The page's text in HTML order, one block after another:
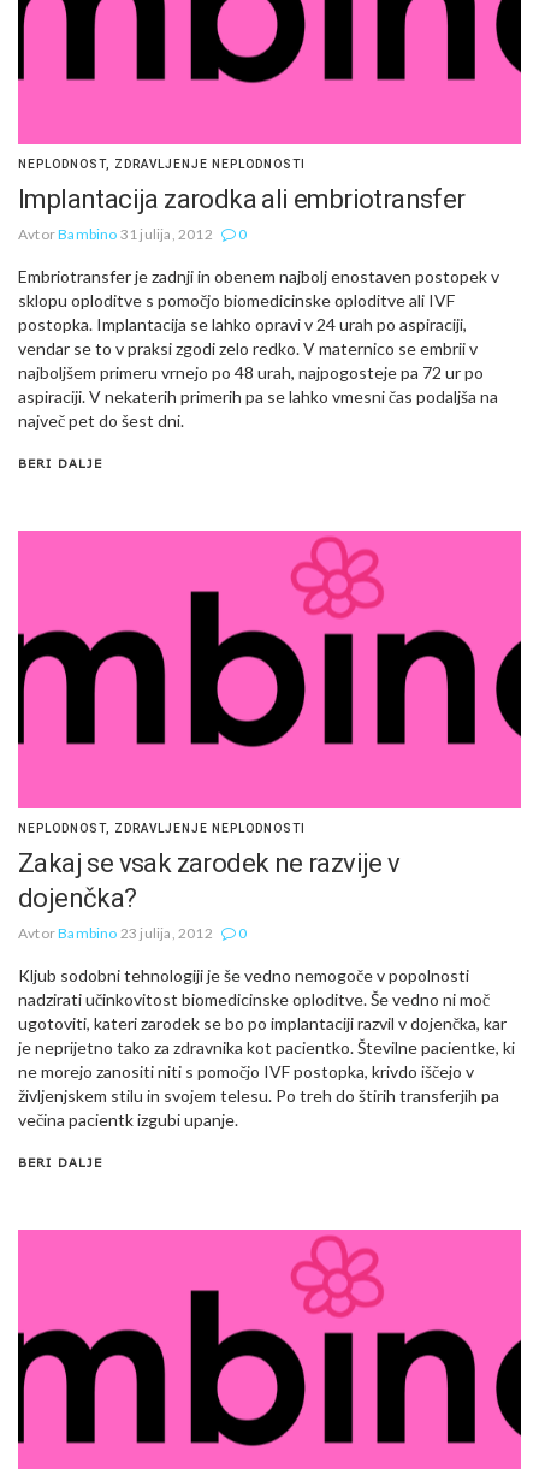
NEPLODNOST, ZDRAVLJENJE NEPLODNOSTI
Implantacija zarodka ali embriotransfer
AvtorBambino 31 julija, 2012 0
Embriotransfer je zadnji in obenem najbolj enostaven postopek v
sklopu oploditve s pomočjo biomedicinske oploditve ali IVF
postopka. Implantacija se lahko opravi v 24 urah po aspiraciji,
vendar se to v praksi zgodi zelo redko. V maternico se embrii v
najboljšem primeru vrnejo po 48 urah, najpogosteje pa 72 ur po
aspiraciji. V nekaterih primerih pa se lahko vmesni čas podaljša na
največ pet do šest dni.
BERI DALJE
NEPLODNOST, ZDRAVLJENJE NEPLODNOSTI
Zakaj se vsak zarodek ne razvije v
dojenčka?
AvtorBambino 23 julija, 2012 0
Kljub sodobni tehnologiji je še vedno nemogoče v popolnosti
nadzirati učinkovitost biomedicinske oploditve. Še vedno ni moč
ugotoviti, kateri zarodek se bo po implantaciji razvil v dojenčka, kar
je neprijetno tako za zdravnika kot pacientko. Številne pacientke, ki
ne morejo zanositi niti s pomočjo IVF postopka, krivdo iščejo v
življenjskem stilu in svojem telesu. Po treh do štirih transferjih pa
večina pacientk izgubi upanje.
BERI DALJE